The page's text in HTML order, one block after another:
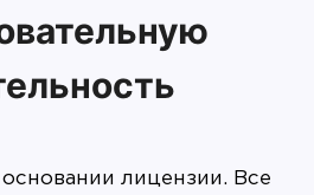
лицензии. Все